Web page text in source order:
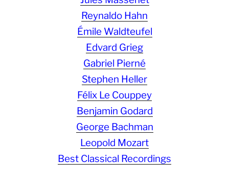
Reynaldo Hahn
Émile Waldteufel
Edvard Grieg
Gabriel Pierné
Stephen Heller
Félix Le Couppey
Benjamin Godard
George Bachman
Leopold Mozart
Best Classical Recordings